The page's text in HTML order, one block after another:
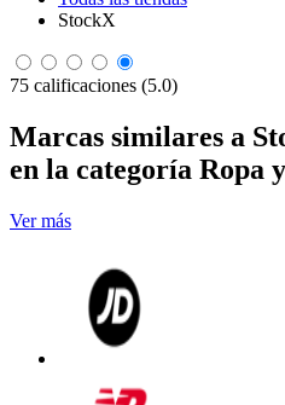
StockX
75 calificaciones (5.0)
Marcas similares a
en la categoría Ropa
Ver más